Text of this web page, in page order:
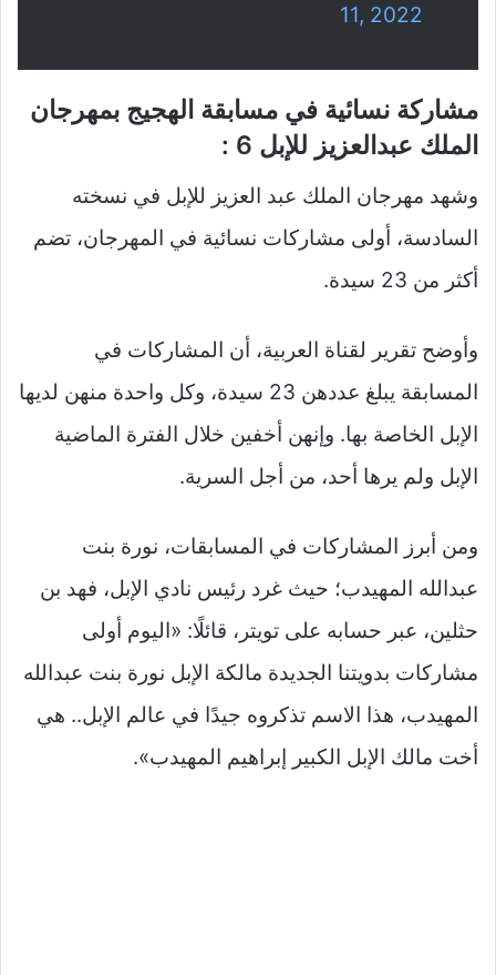
11, 2022
مشاركة نسائية في مسابقة الهجيج بمهرجان
الملك عبدالعزيز للإبل 6 :
وشهد مهرجان الملك عبد العزيز للإبل في نسخته
السادسة، أولى مشاركات نسائية في المهرجان، تضم
أكثر من 23 سيدة.
وأوضح تقرير لقناة العربية، أن المشاركات في
المسابقة يبلغ عددهن 23 سيدة، وكل واحدة منهن لديها
الإبل الخاصة بها. وإنهن أخفين خلال الفترة الماضية
الإبل ولم يرها أحد، من أجل السرية.
ومن أبرز المشاركات في المسابقات، نورة بنت
عبدالله المهيدب؛ حيث غرد رئيس نادي الإبل، فهد بن
حثلين، عبر حسابه على تويتر، قائلًا: «اليوم أولى
مشاركات بدويتنا الجديدة مالكة الإبل نورة بنت عبدالله
المهيدب، هذا الاسم تذكروه جيدًا في عالم الإبل.. هي
أخت مالك الإبل الكبير إبراهيم المهيدب».